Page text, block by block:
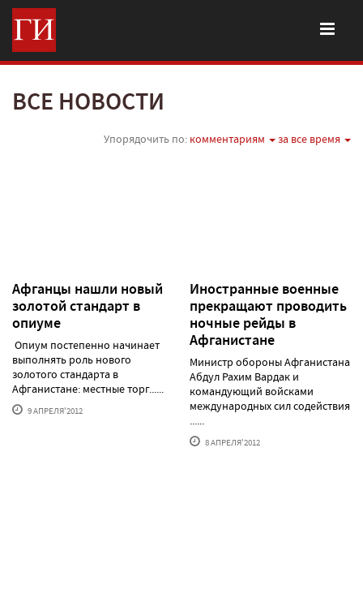
ВСЕ НОВОСТИ
Упорядочить по: комментариям за все время
Афганцы нашли новый
золотой стандарт в
опиуме
Опиум постепенно начинает
выполнять роль нового
золотого стандарта в
Афганистане: местные торг......
9 АПРЕЛЯ'2012
Иностранные военные
прекращают проводить
ночные рейды в
Афганистане
Министр обороны Афганистана
Абдул Рахим Вардак и
командующий войсками
международных сил содействия
......
8 АПРЕЛЯ'2012